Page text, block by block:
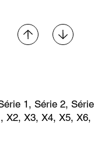
1, Série 2, Série
X2, X3, X4, X5, X6,